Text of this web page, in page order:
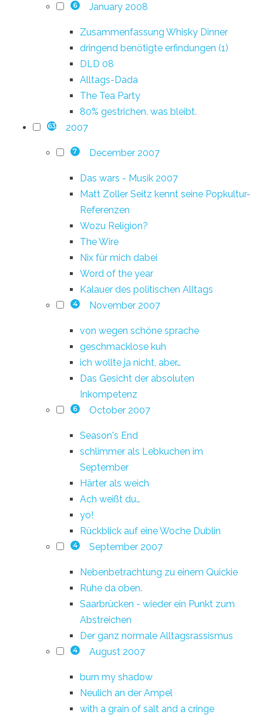
6 January 2008
Zusammenfassung Whisky Dinner
dringend benötigte erfindungen (1)
DLD 08
Alltags-Dada
The Tea Party
80% gestrichen. was bleibt.
63 2007
7 December 2007
Das wars - Musik 2007
Matt Zoller Seitz kennt seine Popkultur-
Referenzen
Wozu Religion?
The Wire
Nix für mich dabei
Word of the year
Kalauer des politischen Alltags
4 November 2007
von wegen schöne sprache
geschmacklose kuh
ich wollte ja nicht, aber…
Das Gesicht der absoluten
Inkompetenz
6 October 2007
Season's End
schlimmer als Lebkuchen im
September
Härter als weich
Ach weißt du…
yo!
Rückblick auf eine Woche Dublin
4 September 2007
Nebenbetrachtung zu einem Quickie
Ruhe da oben.
Saarbrücken - wieder ein Punkt zum
Abstreichen
Der ganz normale Alltagsrassismus
4 August 2007
burn my shadow
Neulich an der Ampel
with a grain of salt and a cringe